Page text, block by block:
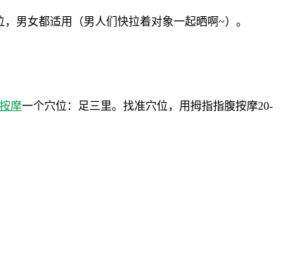
男女都适用（男人们快拉着对象一起晒啊~）。
按摩一个穴位：足三里。找准穴位，用拇指指腹按摩20-